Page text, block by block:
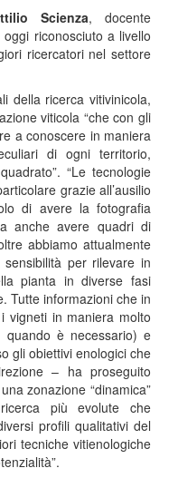
Scienza, docente
riconosciuto a livello
ricercatori nel settore
della ricerca vitivinicola,
viticola “che con gli
a conoscere in maniera
di ogni territorio,
“Le tecnologie
grazie all’ausilio
di avere la fotografia
anche avere quadri di
abbiamo attualmente
per rilevare in
pianta in diverse fasi
Tutte informazioni che in
vigneti in maniera molto
quando è necessario) e
gli obiettivi enologici che
– ha proseguito
zonazione “dinamica”
più evolute che
profili qualitativi del
tecniche vitienologiche